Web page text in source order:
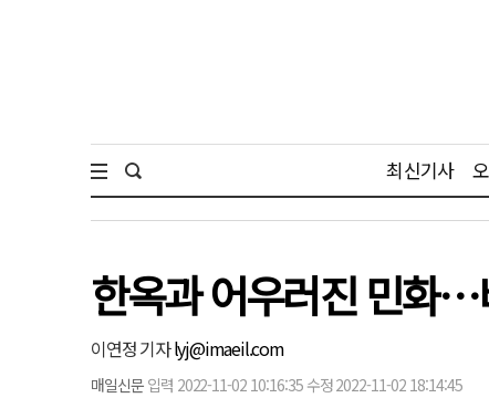
최신기사
한옥과 어우러진 민화…
이연정 기자lyj@imaeil.com
매일신문 입력 2022-11-02 10:16:35 수정 2022-11-02 18:14:45